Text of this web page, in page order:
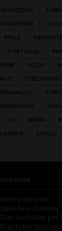
LOIRE
PFALZ PIEMONTE
PORTUGAL
ROOD
TORO
VS WARM
AFRIKA ZWOEL
OVER
rode wijn
cadeaus
bestellen per
laten